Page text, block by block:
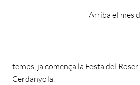
Arriba el mes
temps, ja comença la Festa del
Cerdanyola.